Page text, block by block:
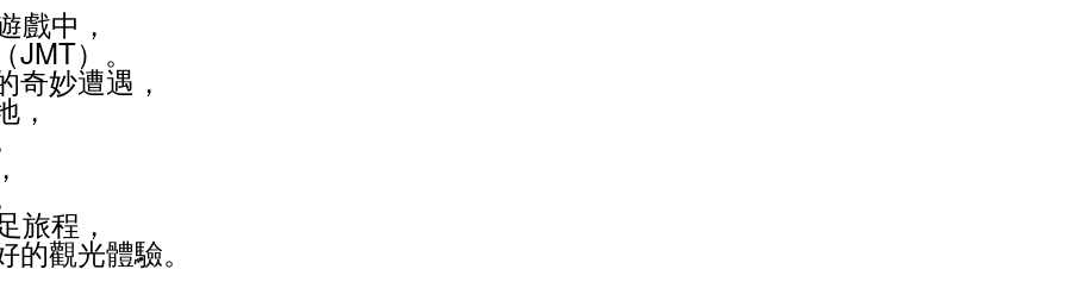
戲中，
JMT）。
奇妙遭遇，
，
旅程，
觀光體驗。